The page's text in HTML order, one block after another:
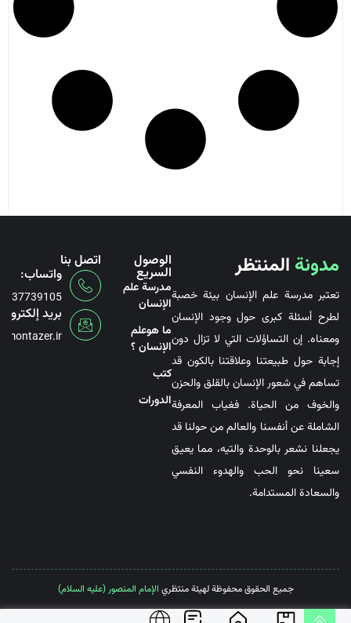
مدونة المنتظر
تعتبر مدرسة علم الإنسان بيئة خصبة
لطرح أسئلة كبرى حول وجود الإنسان
ومعناه. إن التساؤلات التي لا تزال دون
إجابة حول طبيعتنا وعلاقتنا بالكون قد
تساهم في شعور الإنسان بالقلق والحزن
والخوف من الحياة. فغياب المعرفة
الشاملة عن أنفسنا والعالم من حولنا قد
يجعلنا نشعر بالوحدة والتيه، مما يعيق
سعينا نحو الحب والهدوء النفسي
والسعادة المستدامة.
الوصول
السريع
مدرسة علم
الإنسان
ما هوعلم
الإنسان ؟
کتب
الدورات
اتصل بنا
واتساب:
بريد
جميع الحقوق محفوظة لهيئة منتظري الإمام المنصور (عليه السلام)